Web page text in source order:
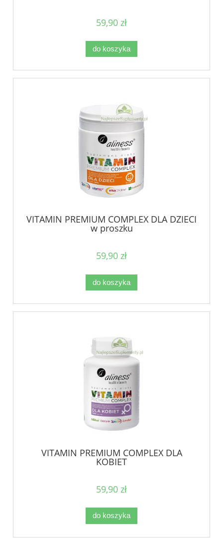
59,90 zł
do koszyka
VITAMIN PREMIUM COMPLEX DLA DZIECI
w proszku
59,90 zł
do koszyka
VITAMIN PREMIUM COMPLEX DLA
KOBIET
59,90 zł
do koszyka